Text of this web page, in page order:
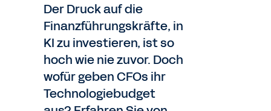
Der Druck auf die
Finanzführungskräfte, in
KI zu investieren, ist so
hoch wie nie zuvor. Doch
wofür geben CFOs ihr
Technologiebudget